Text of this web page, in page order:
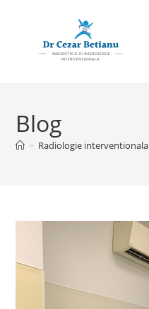
Blog
> Radiologie interventionala